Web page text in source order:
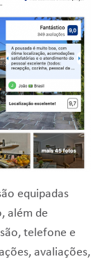
equipadas
além de
telefone e
avaliações,